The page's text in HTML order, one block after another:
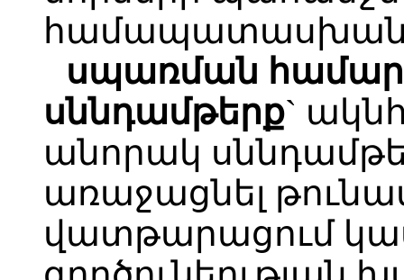
սպառման
սննդամթերք`
անորակ
առաջացնել
վատթարացում